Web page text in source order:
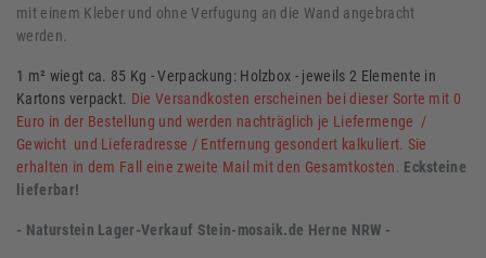
mit einem Kleber und ohne Verfugung an die Wand angebracht
werden.
1 m² wiegt ca. 85 Kg - Verpackung: Holzbox - jeweils 2 Elemente in
Kartons verpackt. Die Versandkosten erscheinen bei dieser Sorte mit 0
Euro in der Bestellung und werden nachträglich je Liefermenge /
Gewicht und Lieferadresse / Entfernung gesondert kalkuliert. Sie
erhalten in dem Fall eine zweite Mail mit den Gesamtkosten. Ecksteine
lieferbar!
- Naturstein Lager-Verkauf Stein-mosaik.de Herne NRW -